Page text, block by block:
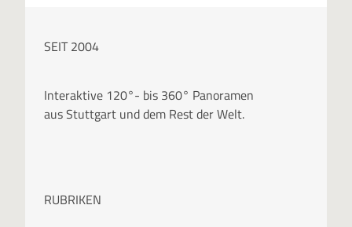
SEIT 2004
Interaktive 120°- bis 360° Panoramen
aus Stuttgart und dem Rest der Welt.
RUBRIKEN